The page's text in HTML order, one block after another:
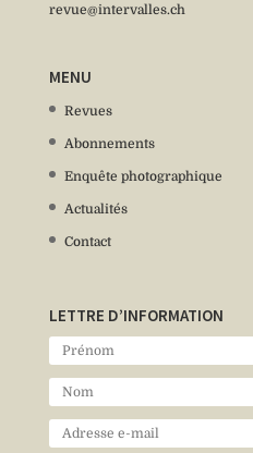
revue@intervalles.ch
MENU
Revues
Abonnements
Enquête photographique
Actualités
Contact
LETTRE D’INFORMATION